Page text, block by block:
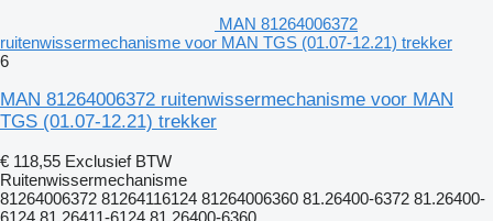
MAN 81264006372
ruitenwissermechanisme voor MAN TGS (01.07-12.21) trekker
6
MAN 81264006372 ruitenwissermechanisme voor MAN
TGS (01.07-12.21) trekker
€ 118,55 Exclusief BTW
Ruitenwissermechanisme
81264006372 81264116124 81264006360 81.26400-6372 81.26400-
6124 81.26411-6124 81.26400-6360